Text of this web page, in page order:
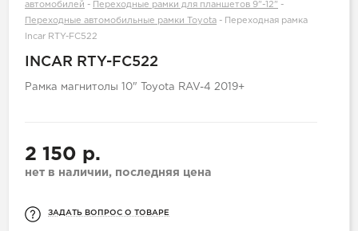
автомобилей - Переходные рамки для планшетов 9"-12" -
Переходные автомобильные рамки Toyota -
Переходная рамка
Incar RTY-FC522
INCAR RTY-FC522
Рамка магнитолы 10" Toyota RAV-4 2019+
2 150 р.
нет в наличии, последняя цена
ЗАДАТЬ ВОПРОС О ТОВАРЕ